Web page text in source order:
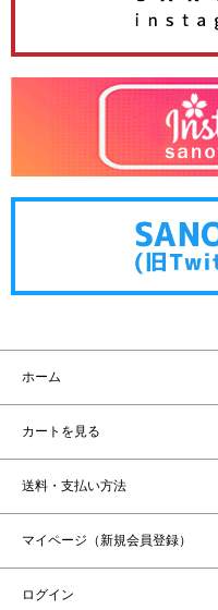
ホーム
カートを見る
送料・支払い方法
マイページ（新規会員登録）
ログイン